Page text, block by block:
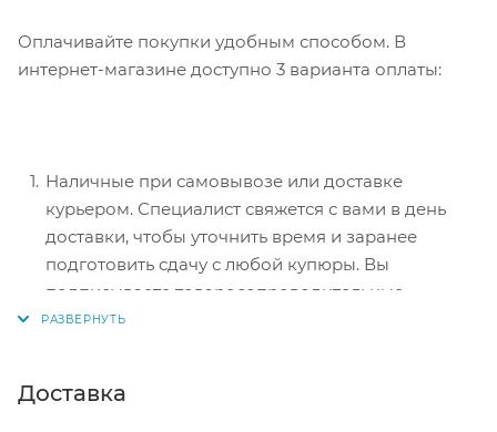
Оплачивайте покупки удобным способом. В
интернет-магазине доступно 3 варианта оплаты:
Наличные при самовывозе или доставке
курьером. Специалист свяжется с вами в день
доставки, чтобы уточнить время и заранее
подготовить сдачу с любой купюры. Вы
подписываете товаросопроводительные
документы, вносите денежные средства,
Доставка